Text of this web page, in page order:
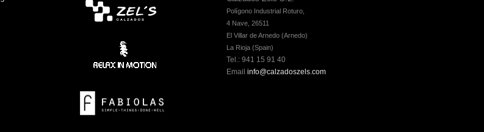
Polígono Industrial Roturo,
4 Nave, 26511
El Villar de Arnedo (Arnedo)
La Rioja (Spain)
Tel.: 941 15 91 40
Email info@calzadoszels.com